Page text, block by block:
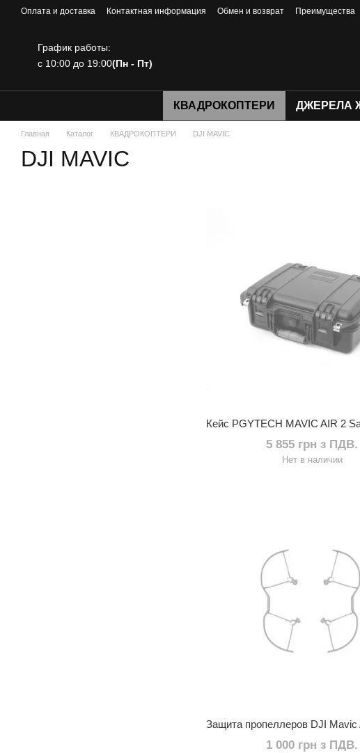
Перейти к основному контенту
Оплата и доставка Контактная информация Обмен и возврат Преимущества
График работы:
с 10:00 до 19:00(Пн - Пт)
КВАДРОКОПТЕРИ ДЖЕРЕЛА
Главная Каталог КВАДРОКОПТЕРИ DJI MAVIC
DJI MAVIC
5 855 грн з ПДВ.
Нет в наличии
1 000 грн з ПДВ.